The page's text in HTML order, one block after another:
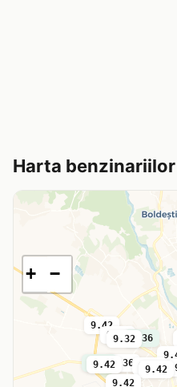
Harta
9.32
9.329.36
9.36
9.42
9.42
9.42
9.42
9.42
9.42
+ −